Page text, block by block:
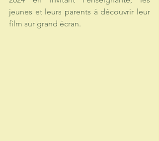
jeunes et leurs parents à découvrir leur
film sur grand écran.